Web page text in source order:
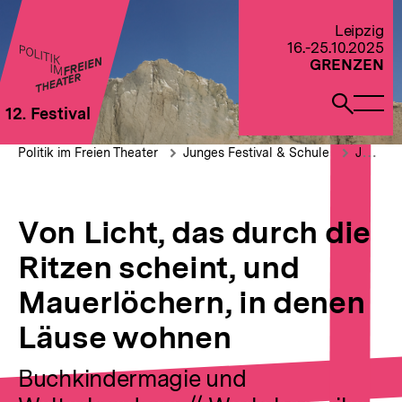
Direkt
zum
Seiteninhalt
springen
12. Festival
Leipzig
16.-25.10.2025
GRENZEN
öffnen
Von
die
Ritzen
scheint,
und
Mauerlöchern,
denen
Läuse
Brotkrümelnavigation
Pfadnavigation
Politik im Freien Theater Junges Festival & Schule JUNGES FESTIVAL: Generationen & Familie
Von Licht, das durch die
Ritzen scheint, und
Mauerlöchern, in denen
Läuse wohnen
Buchkindermagie und